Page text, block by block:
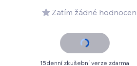
Zatím žádné
15denní zkušební verze zdarma